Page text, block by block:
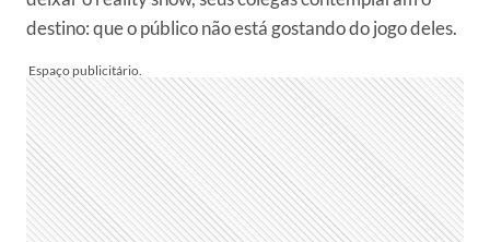
destino: que o público não está gostando do jogo deles.